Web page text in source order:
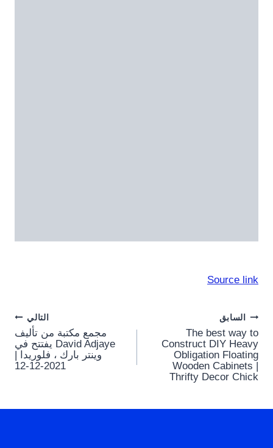
Source link
Post
navigation
السابق
The best way to
Construct DIY Heavy
Obligation Floating
Wooden Cabinets |
Thrifty Decor Chick
التالي
مجمع مكتبة من تأليف
David Adjaye يفتتح في
وينتر بارك ، فلوريدا |
2021-12-12